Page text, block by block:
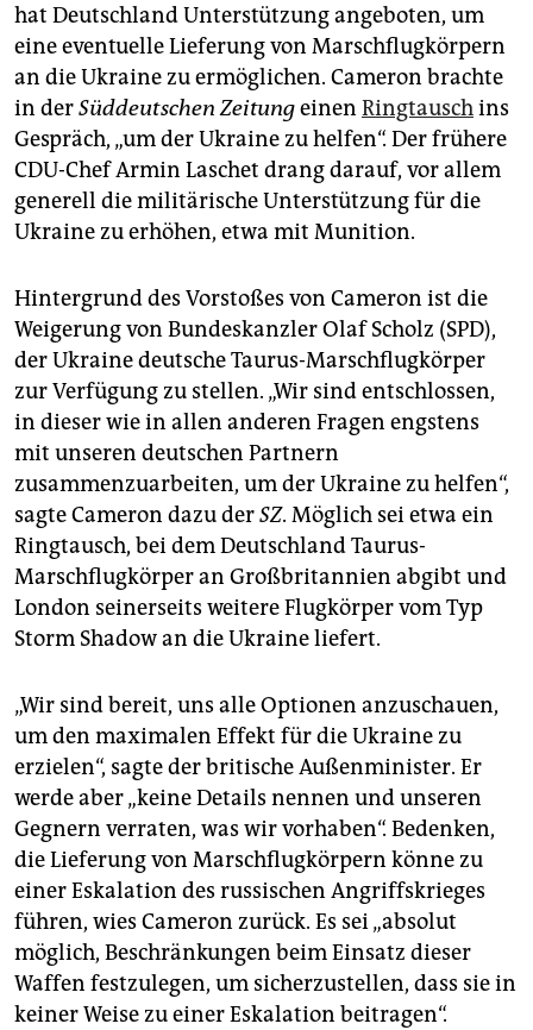
genossenschaft
epaper login
hat Deutschland Unterstützung angeboten, um
eine eventuelle Lieferung von Marschflugkörpern
an die Ukraine zu ermöglichen. Cameron brachte
in derSüddeutschen Zeitungeinen Ringtauschins
Gespräch, „um der Ukraine zu helfen“. Der frühere
CDU-Chef Armin Laschet drang darauf, vor allem
generell die militärische Unterstützung für die
Ukraine zu erhöhen, etwa mit Munition.
Hintergrund des Vorstoßes von Cameron ist die
Weigerung von Bundeskanzler Olaf Scholz (SPD),
der Ukraine deutsche Taurus-Marschflugkörper
zur Verfügung zu stellen. „Wir sind entschlossen,
in dieser wie in allen anderen Fragen engstens
mit unseren deutschen Partnern
zusammenzuarbeiten, um der Ukraine zu helfen“,
sagte Cameron dazu derSZ. Möglich sei etwa ein
Ringtausch, bei dem Deutschland Taurus-
Marschflugkörper an Großbritannien abgibt und
London seinerseits weitere Flugkörper vom Typ
Storm Shadow an die Ukraine liefert.
„Wir sind bereit, uns alle Optionen anzuschauen,
um den maximalen Effekt für die Ukraine zu
erzielen“, sagte der britische Außenminister. Er
werde aber „keine Details nennen und unseren
Gegnern verraten, was wir vorhaben“. Bedenken,
die Lieferung von Marschflugkörpern könne zu
einer Eskalation des russischen Angriffskrieges
führen, wies Cameron zurück. Es sei „absolut
möglich, Beschränkungen beim Einsatz dieser
Waffen festzulegen, um sicherzustellen, dass sie in
keiner Weise zu einer Eskalation beitragen“.